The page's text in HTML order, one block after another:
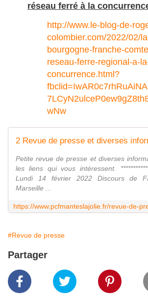
réseau ferré à la
http://www.le-blog-de-
colombier.com/2022/02/
bourgogne-franche-
reseau-ferre-regional-a-
concurrence.html?
wNw
Petite revue de presse et diverses
les liens qui vous intéressent.
Lundi 14 février 2022 Discours de
Marseille ...
#Revue de presse
Partager